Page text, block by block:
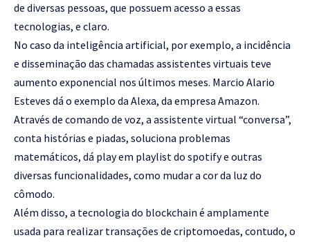
de diversas pessoas, que possuem acesso a essas
tecnologias, e claro.
No caso da inteligência artificial, por exemplo, a incidência
e disseminação das chamadas assistentes virtuais teve
aumento exponencial nos últimos meses. Marcio Alario
Esteves dá o exemplo da Alexa, da empresa Amazon.
Através de comando de voz, a assistente virtual “conversa”,
conta histórias e piadas, soluciona problemas
matemáticos, dá play em playlist do spotify e outras
diversas funcionalidades, como mudar a cor da luz do
cômodo.
Além disso, a tecnologia do blockchain é amplamente
usada para realizar transações de criptomoedas, contudo, o